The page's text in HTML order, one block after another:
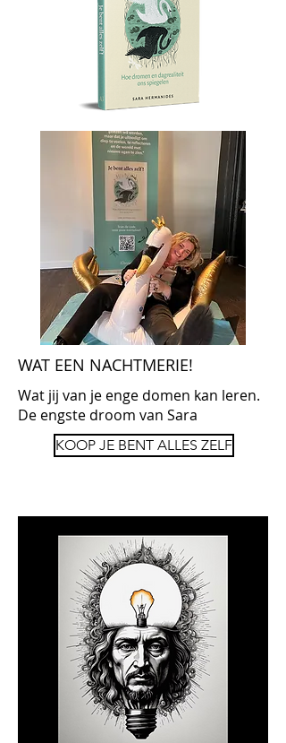
WAT EEN NACHTMERIE!
Wat jij van je enge domen kan leren.
De engste droom van Sara
KOOP JE BENT ALLES ZELF